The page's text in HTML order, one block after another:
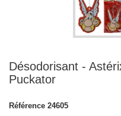
Désodorisant -
Puckator
Référence 24605